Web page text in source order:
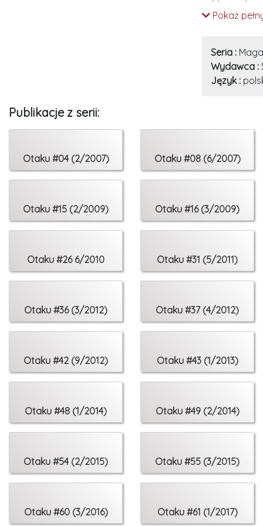
ociepli nieco
SPIS TREŚCI:
15 Nowości
47 Wehikuł
81
Manga i anime:
18 Ucieczka z
30 Ta
33
38 Nie ma
42 Los
44 Rewolucja
Kultura:
50 Japoński
54 Droga do
56 Dokąd
58 Gaijin na
Offroad:
66 Porady
69 Wywiad z
Pokaż
Seria :
Wydawca :
Język :
Publikacje z serii:
Otaku #04 (2/2007) Otaku #08 (6/2007)
Otaku #15 (2/2009) Otaku #16 (3/2009)
Otaku #26 6/2010 Otaku #31 (5/2011)
Otaku #36 (3/2012) Otaku #37 (4/2012)
Otaku #42 (9/2012) Otaku #43 (1/2013)
Otaku #48 (1/2014) Otaku #49 (2/2014)
Otaku #54 (2/2015) Otaku #55 (3/2015)
Otaku #60 (3/2016) Otaku #61 (1/2017)